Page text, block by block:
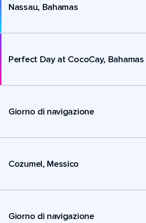
Nassau, Bahamas
Perfect Day at CocoCay, Bahamas
Giorno di navigazione
Cozumel, Messico
Giorno di navigazione